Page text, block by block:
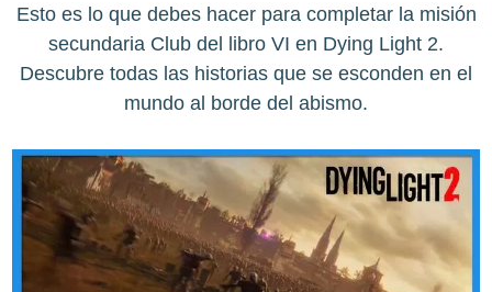
Esto es lo que debes hacer para completar la misión
secundaria Club del libro VI en Dying Light 2.
Descubre todas las historias que se esconden en el
mundo al borde del abismo.